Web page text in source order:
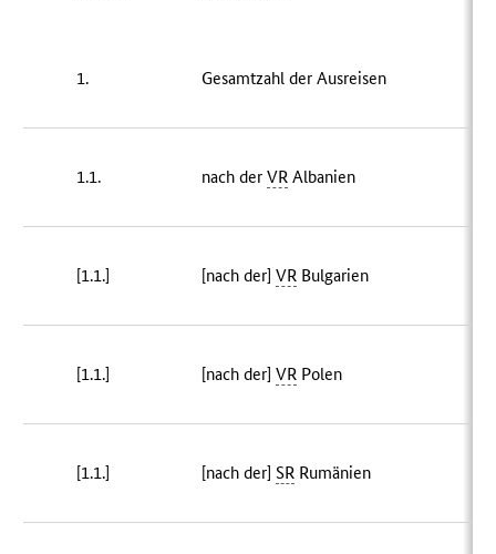
1. Gesamtzahl der Ausreisen
1.1. nach derVR Albanien
[1.1.] [nach der]VR Bulgarien
[1.1.] [nach der]VR Polen
[1.1.] [nach der]SR Rumänien